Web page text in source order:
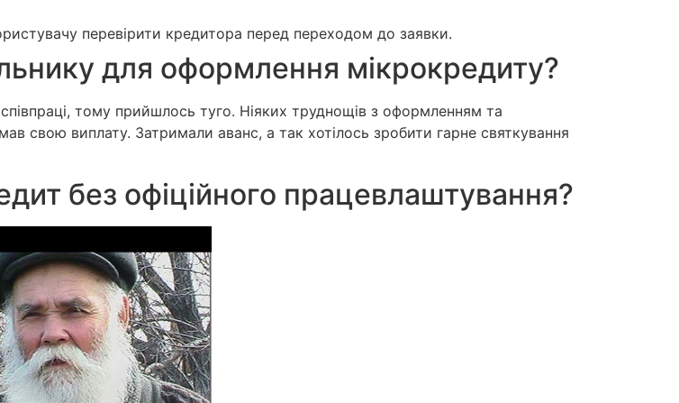
перевірити кредитора перед переходом до заявки.
для оформлення мікрокредиту?
тому прийшлось туго. Ніяких труднощів з оформленням та
свою виплату. Затримали аванс, а так хотілось зробити гарне святкування
без офіційного працевлаштування?